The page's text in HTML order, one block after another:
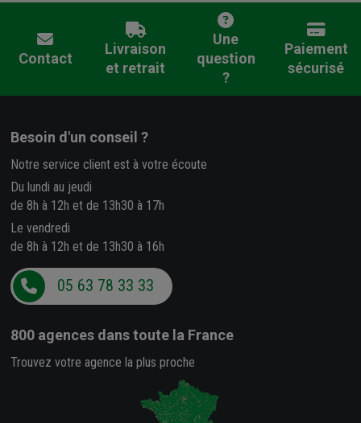
Contact
Livraison
et retrait
Une
question
?
Paiement
sécurisé
Besoin d'un conseil ?
Notre service client est à votre écoute
Du lundi au jeudi
de 8h à 12h et de 13h30 à 17h
Le vendredi
de 8h à 12h et de 13h30 à 16h
05 63 78 33 33
800 agences dans toute la France
Trouvez votre agence la plus proche